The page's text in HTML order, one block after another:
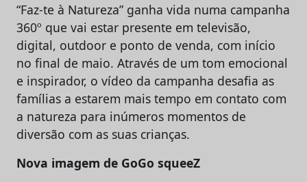
“Faz-te à Natureza” ganha vida numa campanha
360º que vai estar presente em televisão,
digital, outdoor e ponto de venda, com início
no final de maio. Através de um tom emocional
e inspirador, o vídeo da campanha desafia as
famílias a estarem mais tempo em contato com
a natureza para inúmeros momentos de
diversão com as suas crianças.
Nova imagem de GoGo squeeZ